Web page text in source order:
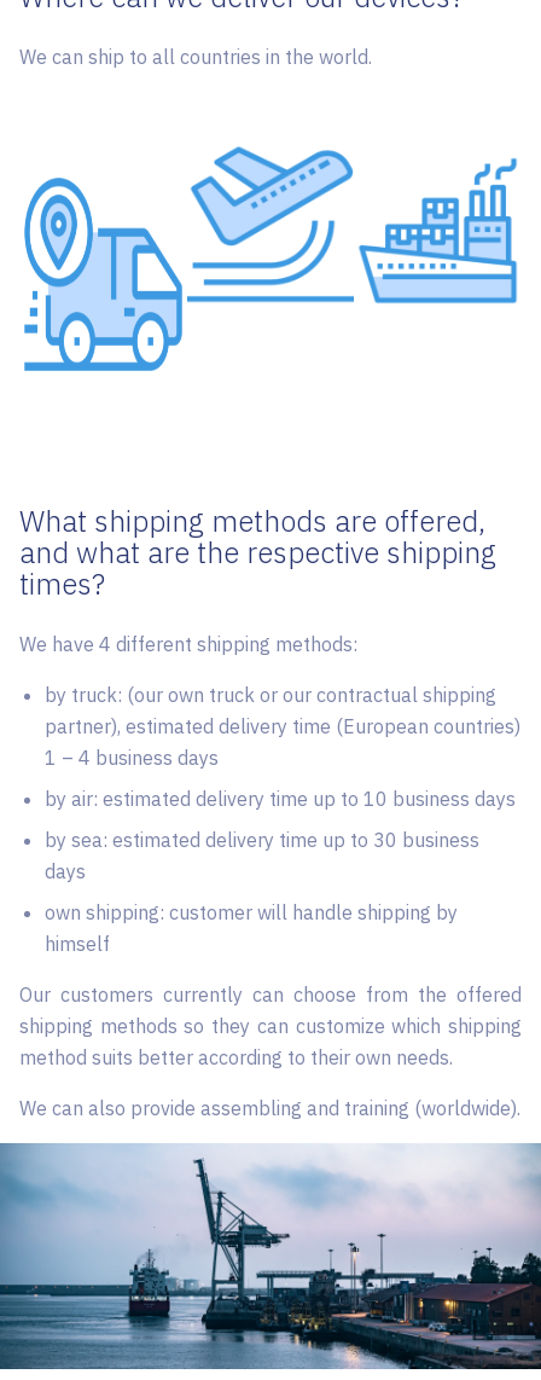
We can ship to all countries in the world.
What shipping methods are offered,
and what are the respective shipping
times?
We have 4 different shipping methods:
by truck: (our own truck or our contractual shipping
partner), estimated delivery time (European countries)
1 – 4 business days
by air: estimated delivery time up to 10 business days
by sea: estimated delivery time up to 30 business
days
own shipping: customer will handle shipping by
himself
Our customers currently can choose from the offered
shipping methods so they can customize which shipping
method suits better according to their own needs.
We can also provide assembling and training (worldwide).